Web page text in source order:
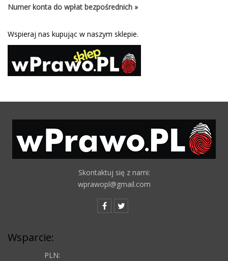
Numer konta do wpłat bezpośrednich »
Wspieraj nas kupując w naszym sklepie.
Skontaktuj się z nami:
wprawopl@gmail.com
Wsparcie:
PLN: